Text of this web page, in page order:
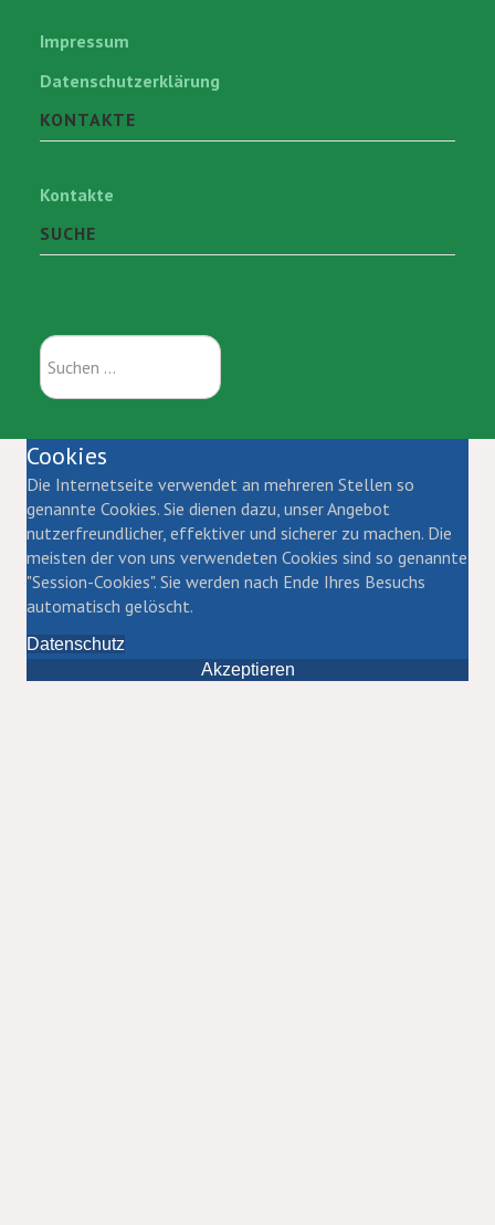
Impressum
Datenschutzerklärung
KONTAKTE
Kontakte
SUCHE
Suchen
...
Cookies
Die Internetseite verwendet an mehreren Stellen so
genannte Cookies. Sie dienen dazu, unser Angebot
nutzerfreundlicher, effektiver und sicherer zu machen. Die
meisten der von uns verwendeten Cookies sind so genannte
"Session-Cookies". Sie werden nach Ende Ihres Besuchs
automatisch gelöscht.
Datenschutz
Akzeptieren